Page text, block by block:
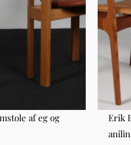
af eg og
Erik